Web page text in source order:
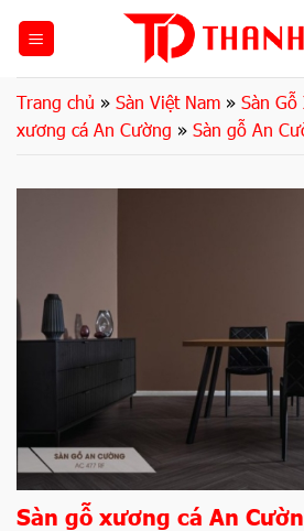
dungTrang chủ » Sàn Việt Nam » Sàn Gỗ
xương cá An Cường » Sàn gỗ An
Sàn gỗ xương cá An